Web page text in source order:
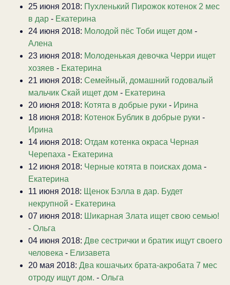
25 июня 2018: Пухленький Пирожок котенок 2 мес
в дар - Екатерина
24 июня 2018: Молодой пёс Тоби ищет дом -
Алена
23 июня 2018: Молоденькая девочка Черри ищет
хозяев - Екатерина
21 июня 2018: Семейный, домашний годовалый
мальчик Скай ищет дом - Екатерина
20 июня 2018: Котята в добрые руки - Ирина
18 июня 2018: Котенок Бублик в добрые руки -
Ирина
14 июня 2018: Отдам котенка окраса Черная
Черепаха - Екатерина
12 июня 2018: Черные котята в поисках дома -
Екатерина
11 июня 2018: Щенок Бэлла в дар. Будет
некрупной - Екатерина
07 июня 2018: Шикарная Злата ищет свою семью!
- Ольга
04 июня 2018: Две сестрички и братик ищут своего
человека - Елизавета
20 мая 2018: Два кошачьих брата-акробата 7 мес
отроду ищут дом. - Ольга